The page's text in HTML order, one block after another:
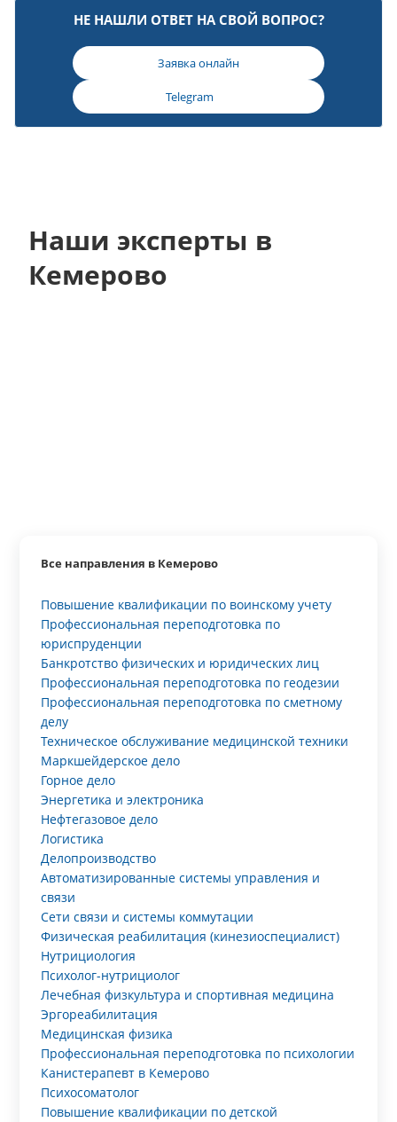
НЕ НАШЛИ ОТВЕТ НА СВОЙ ВОПРОС?
Заявка онлайн
Telegram
Наши эксперты в
Кемерово
Все направления в Кемерово
Повышение квалификации по воинскому учету
Профессиональная переподготовка по
юриспруденции
Банкротство физических и юридических лиц
Профессиональная переподготовка по геодезии
Профессиональная переподготовка по сметному
делу
Техническое обслуживание медицинской техники
Маркшейдерское дело
Горное дело
Энергетика и электроника
Нефтегазовое дело
Логистика
Делопроизводство
Автоматизированные системы управления и
связи
Сети связи и системы коммутации
Физическая реабилитация (кинезиоспециалист)
Нутрициология
Психолог-нутрициолог
Лечебная физкультура и спортивная медицина
Эргореабилитация
Медицинская физика
Профессиональная переподготовка по психологии
Канистерапевт в Кемерово
Психосоматолог
Повышение квалификации по детской